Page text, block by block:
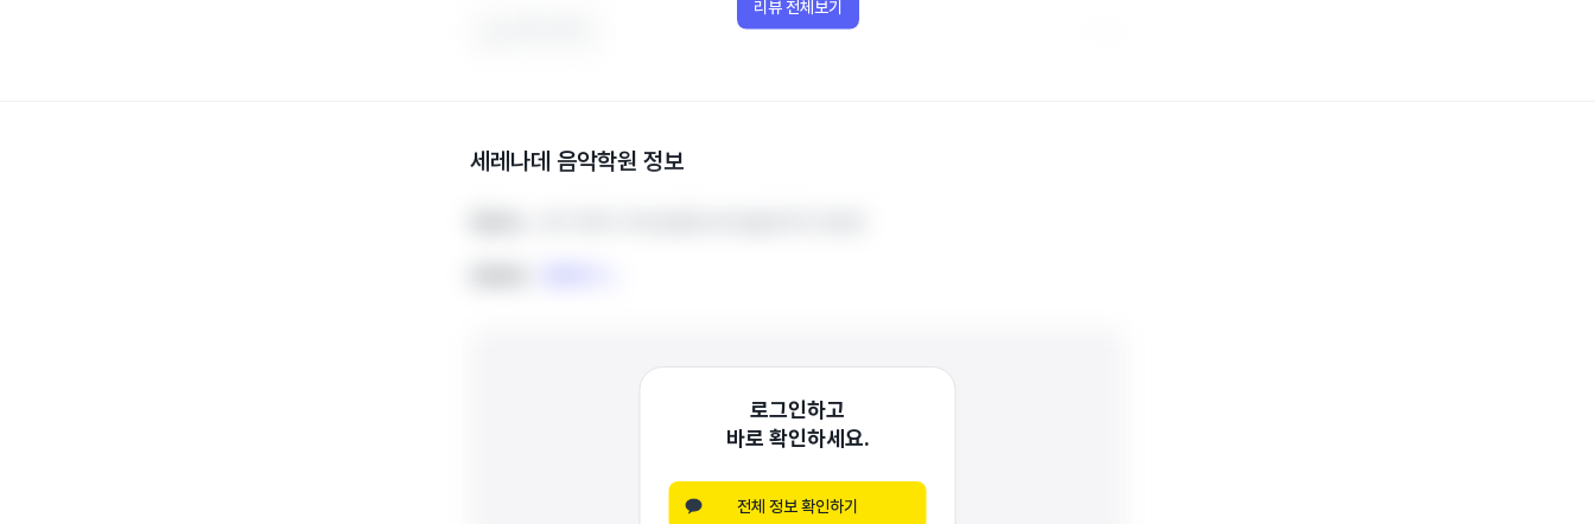
리뷰 전체보기
세레나데 음악학원 정보
로그인하고
바로 확인하세요.
전체 정보 확인하기